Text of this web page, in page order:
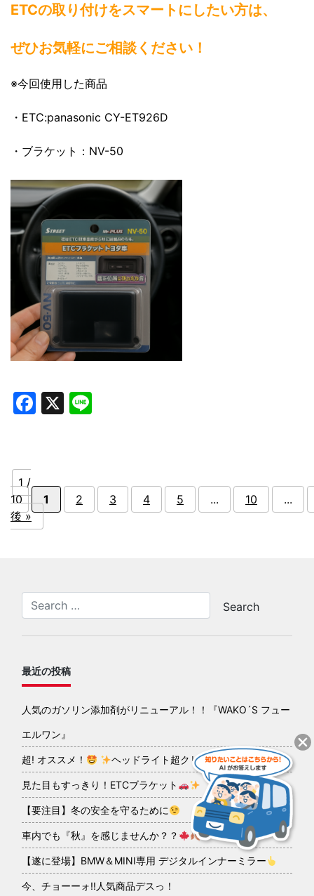
ETCの取り付けをスマートにしたい方は、
ぜひお気軽にご相談ください！
※今回使用した商品
・ETC:panasonic CY-ET926D
・ブラケット：NV-50
Facebook
X
1 /
10
1 2 3 4 5 ... 10
...
後 »
最近の投稿
人気のガソリン添加剤がリニューアル！！『WAKO´S フュー
エルワン』
超! オススメ！ ヘッドライト超クリアコーティング
見た目もすっきり！ETCブラケット
【要注目】冬の安全を守るために
車内でも『秋』を感じませんか？？
【遂に登場】BMW＆MINI専用 デジタルインナーミラー
今、チョーーォ!!人気商品デスっ！